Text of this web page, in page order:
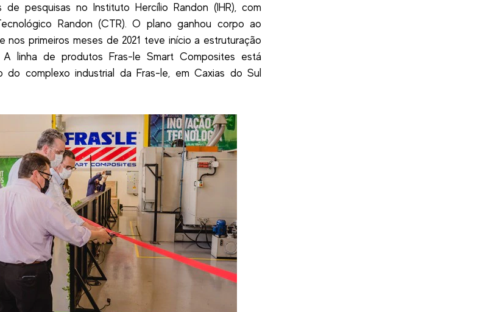
de pesquisas no Instituto Hercílio Randon (IHR), com
Randon (CTR). O plano ganhou corpo ao
nos primeiros meses de 2021 teve início a estruturação
linha de produtos Fras-le Smart Composites está
do complexo industrial da Fras-le, em Caxias do Sul